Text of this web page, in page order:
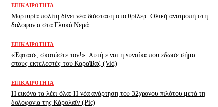
ΕΠΙΚΑΙΡΌΤΗΤΑ
Μαρτυρία πολίτη δίνει νέα διάσταση στο θρίλερ: Ολική ανατροπή στη
δολοφονία στα Γλυκά Νερά
ΕΠΙΚΑΙΡΌΤΗΤΑ
«Έφτασε, σκοτώστε τον!»: Αυτή είναι η γυναίκα που έδωσε σήμα
στους εκτελεστές του Καραϊβάζ (Vid)
ΕΠΙΚΑΙΡΌΤΗΤΑ
H εικόνα τα λέει όλα: H νέα ανάρτηση του 32χρονου πιλότου μετά τη
δολοφονία της Κάρολαϊν (Pic)